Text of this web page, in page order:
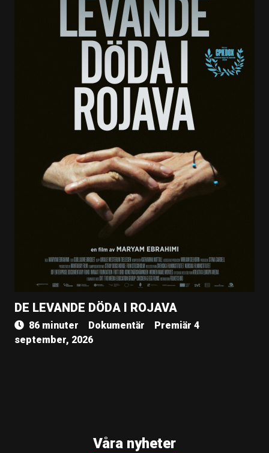
DE LEVANDE DÖDA I ROJAVA
86 minuter Dokumentär
Premiär 4
september, 2026
Våra nyheter